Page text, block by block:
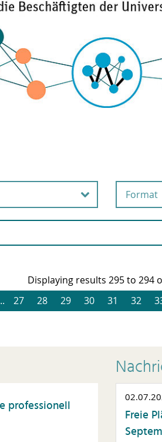
und
und
Format
Displaying results 295 to 294
27 28 29 30 31 32
professionell
Freie